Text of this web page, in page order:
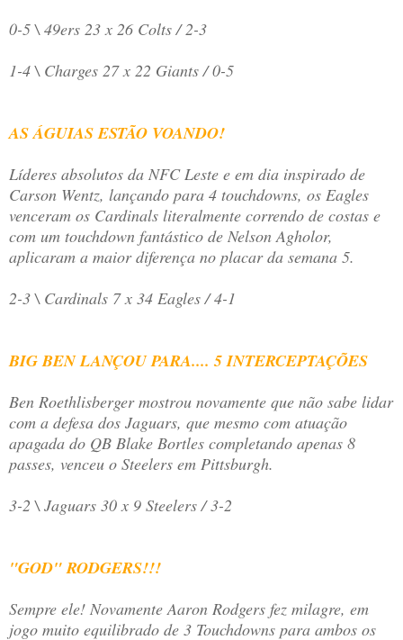
0-5 \ 49ers 23 x 26 Colts / 2-3
1-4 \ Charges 27 x 22 Giants / 0-5
AS ÁGUIAS ESTÃO VOANDO!
Líderes absolutos da NFC Leste e em dia inspirado de
Carson Wentz, lançando para 4 touchdowns, os Eagles
venceram os Cardinals literalmente correndo de costas e
com um touchdown fantástico de Nelson Agholor,
aplicaram a maior diferença no placar da semana 5.
2-3 \ Cardinals 7 x 34 Eagles / 4-1
BIG BEN LANÇOU PARA.... 5 INTERCEPTAÇÕES
Ben Roethlisberger mostrou novamente que não sabe lidar
com a defesa dos Jaguars, que mesmo com atuação
apagada do QB Blake Bortles completando apenas 8
passes, venceu o Steelers em Pittsburgh.
3-2 \ Jaguars 30 x 9 Steelers / 3-2
"GOD" RODGERS!!!
Sempre ele! Novamente Aaron Rodgers fez milagre, em
jogo muito equilibrado de 3 Touchdowns para ambos os